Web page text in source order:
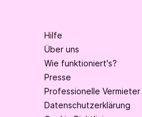
Hilfe
Über uns
Wie funktioniert's?
Presse
Professionelle Vermieter
Datenschutzerklärung